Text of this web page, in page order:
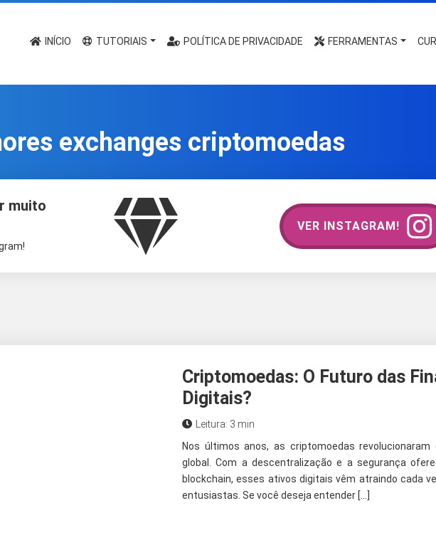
INÍCIO TUTORIAIS POLÍTICA DE PRIVACIDADE FERRAMENTAS
exchanges criptomoedas
muito
VER INSTAGRAM!
Criptomoedas: O Futuro das
Digitais?
Leitura: 3 min
Nos últimos anos, as criptomoedas revolucionaram
global. Com a descentralização e a segurança
blockchain, esses ativos digitais vêm atraindo cada
entusiastas. Se você deseja entender […]